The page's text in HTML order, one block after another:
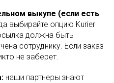
выкупе (если есть
выбирайте опцию Kurier
должна быть
сотруднику. Если заказ
не заберет.
наши партнеры знают